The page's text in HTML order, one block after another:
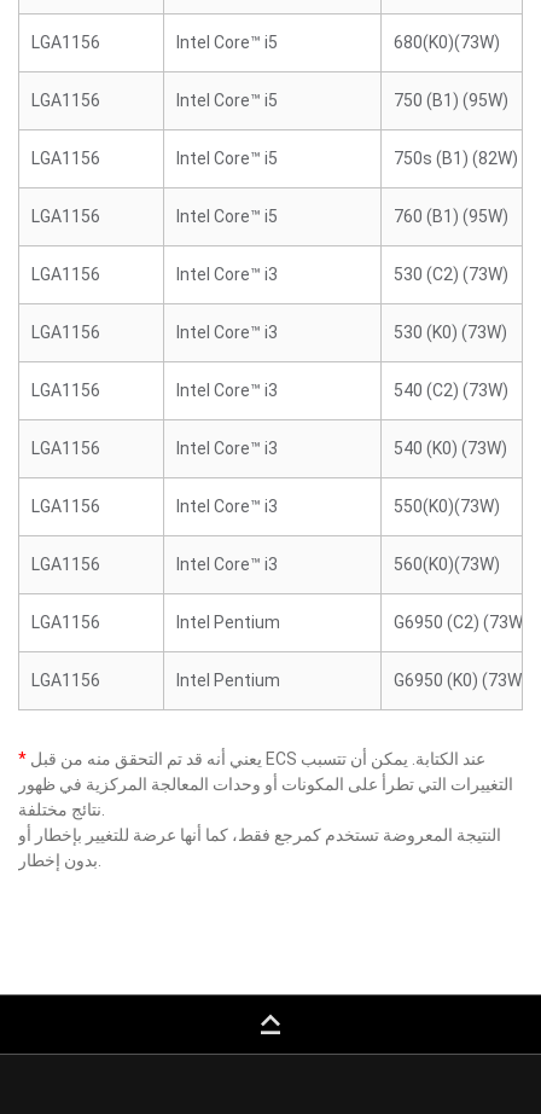
LGA1156 Intel Core™ i5 680(K0)(73W)
LGA1156 Intel Core™ i5 750 (B1) (95W)
LGA1156 Intel Core™ i5 750s (B1) (82W)
LGA1156 Intel Core™ i5 760 (B1) (95W)
LGA1156 Intel Core™ i3 530 (C2) (73W)
LGA1156 Intel Core™ i3 530 (K0) (73W)
LGA1156 Intel Core™ i3 540 (C2) (73W)
LGA1156 Intel Core™ i3 540 (K0) (73W)
LGA1156 Intel Core™ i3 550(K0)(73W)
LGA1156 Intel Core™ i3 560(K0)(73W)
LGA1156 Intel Pentium G6950 (C2) (73W)
LGA1156 Intel Pentium G6950 (K0) (73W)
*
التغييرات التي تطرأ على المكونات أو وحدات المعالجة المركزية في ظهور
النتيجة المعروضة تستخدم كمرجع فقط، كما أنها عرضة للتغيير بإخطار أو
keyboard_capslock